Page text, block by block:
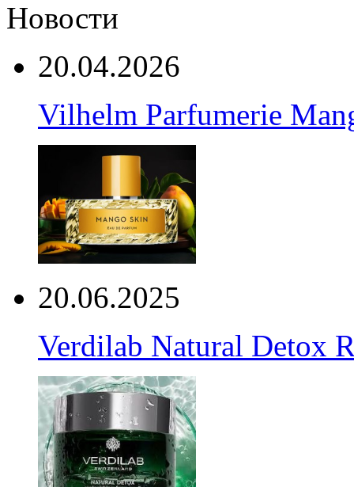
Новости
20.04.2026
Vilhelm Parfumerie
20.06.2025
Verdilab Natural Detox